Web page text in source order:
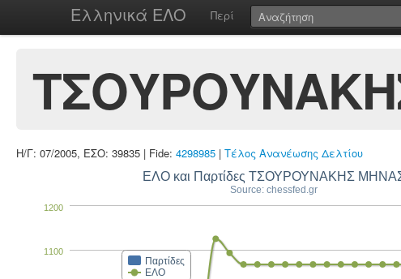
Ελληνικά ΕΛΟ Περί
Η/Γ: 07/2005, ΕΣΟ: 39835 | Fide: 4298985 | Τέλος Ανανέωσης Δελτίου
ΕΛΟ και Παρτίδες ΤΣΟΥΡΟΥΝΑΚΗΣ
Source: chessfed.gr
Παρτίδες
ΕΛΟ
1100
1200